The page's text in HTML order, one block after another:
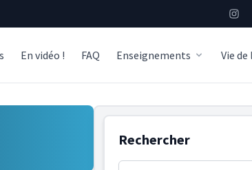
En vidéo ! FAQ Enseignements Vie
Rechercher